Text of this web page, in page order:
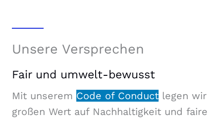
Unsere Versprechen
Fair und umwelt-bewusst
Mit unserem Code of Conduct legen wir
großen Wert auf Nachhaltigkeit und faire